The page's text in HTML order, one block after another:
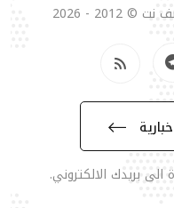
- 2026
بريدك الالكتروني.